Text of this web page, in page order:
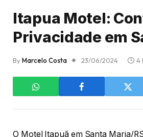
Itapua Motel:
Privacidade em
ByMarcelo Costa 23/06/2024 4
O Motel Itapuã em Santa Maria/